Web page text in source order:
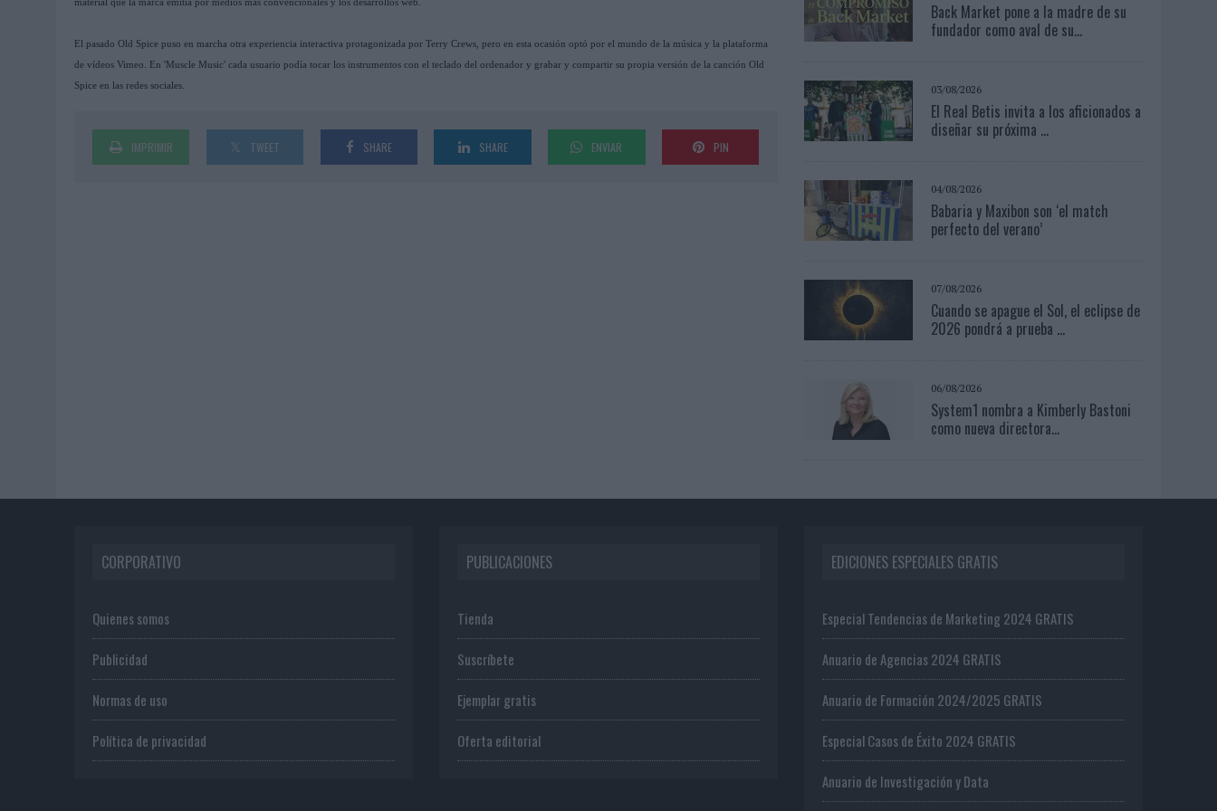
material que la marca emitía por medios más convencionales y los desarrollos web.
El pasado Old Spice puso en marcha otra experiencia interactiva protagonizada por Terry Crews, pero en esta ocasión optó por el mundo de la música y la plataforma
de vídeos Vimeo. En 'Muscle Music' cada usuario podía tocar los instrumentos con el teclado del ordenador y grabar y compartir su propia versión de la canción Old
Spice en las redes sociales.
IMPRIMIR TWEET SHARE SHARE ENVIAR PIN
Back Market pone a la madre de su
fundador como aval de su...
03/08/2026
El Real Betis invita a los aficionados a
diseñar su próxima ...
04/08/2026
Babaria y Maxibon son ‘el match
perfecto del verano’
07/08/2026
Cuando se apague el Sol, el eclipse de
2026 pondrá a prueba ...
06/08/2026
System1 nombra a Kimberly Bastoni
como nueva directora...
CORPORATIVO
Quienes somos
Publicidad
Normas de uso
Política de privacidad
PUBLICACIONES
Tienda
Suscríbete
Ejemplar gratis
Oferta editorial
EDICIONES ESPECIALES GRATIS
Especial Tendencias de Marketing 2024 GRATIS
Anuario de Agencias 2024 GRATIS
Anuario de Formación 2024/2025 GRATIS
Especial Casos de Éxito 2024 GRATIS
Anuario de Investigación y Data